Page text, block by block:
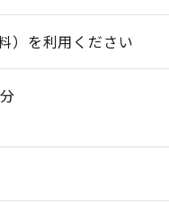
）を利用ください